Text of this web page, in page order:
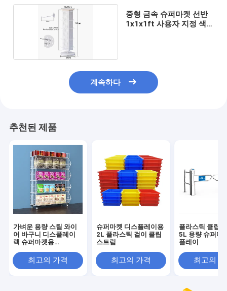
중형 금속 슈퍼마켓 선반
1x1x1ft 사용자 지정 색
계속하다
추천된 제품
가벼운 용량 스틸 와이
어 바구니 디스플레이
랙 슈퍼마켓용
최고의 가격
슈퍼마켓 디스플레이용
2L 플라스틱 걸이 클립
스트립
최고의 가격
플라스틱 클립
5L 용량 슈퍼마
플레이
최고의